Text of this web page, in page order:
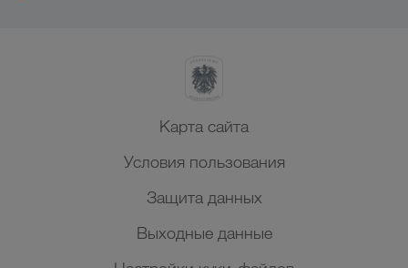
Карта сайта
Условия пользования
Защита данных
Выходные данные